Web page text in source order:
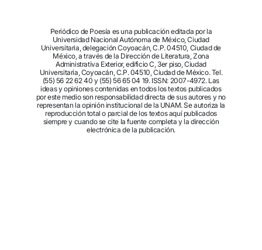
Periódico de Poesía es una publicación editada por la
Universidad Nacional Autónoma de México, Ciudad
Universitaria, delegación Coyoacán, C.P. 04510, Ciudad de
México, a través de la Dirección de Literatura, Zona
Administrativa Exterior, edificio C, 3er piso, Ciudad
Universitaria, Coyoacán, C.P. 04510, Ciudad de México. Tel.
(55) 56 22 62 40 y (55) 56 65 04 19. ISSN: 2007-4972. Las
ideas y opiniones contenidas en todos los textos publicados
por este medio son responsabilidad directa de sus autores y no
representan la opinión institucional de la UNAM. Se autoriza la
reproducción total o parcial de los textos aquí publicados
siempre y cuando se cite la fuente completa y la dirección
electrónica de la publicación.